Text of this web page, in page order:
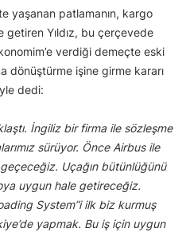
yaşanan patlamanın, kargo
getiren Yıldız, bu çerçevede
verdiği demeçte eski
dönüştürme işine girme kararı
dedi:
İngiliz bir firma ile sözleşme
sürüyor. Önce Airbus ile
Uçağın bütünlüğünü
uygun hale getireceğiz.
System”i ilk biz kurmuş
yapmak. Bu iş için uygun